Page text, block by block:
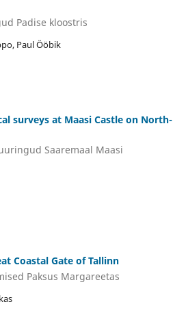
Padise kloostris
Paul Ööbik
surveys at Maasi Castle on North-
Saaremaal Maasi
Coastal Gate of Tallinn
Paksus Margareetas